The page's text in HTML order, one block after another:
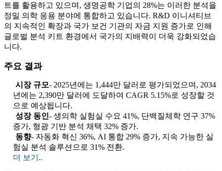
트를 활용하고 있으며, 생명공학 기업의 28%는 이러한 분석을
정밀 의학 응용 분야에 통합하고 있습니다. R&D 이니셔티브
의 지속적인 확장과 국가 보건 기관의 자금 지원 증가로 인해
글로벌 분석 키트 환경에서 국가의 지배력이 더욱 강화되었습
니다.
주요 결과
시장 규모- 2025년에는 1,444만 달러로 평가되었으며, 2034
년에는 2,390만 달러에 도달하여 CAGR 5.15%로 성장할 것
으로 예상됩니다.
성장 동인- 생의학 실험실 수요 41%, 단백질체학 연구 37%
증가, 형광 기반 분석 채택 32% 증가.
동향- 자동화 혁신 36%, AI 통합 29% 증가, 지속 가능한 실
험실 분석 솔루션으로 31% 전환.
더 보기..